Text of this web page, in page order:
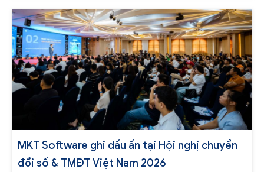
MKT Software ghi dấu ấn tại Hội nghị chuyển
đổi số & TMĐT Việt Nam 2026